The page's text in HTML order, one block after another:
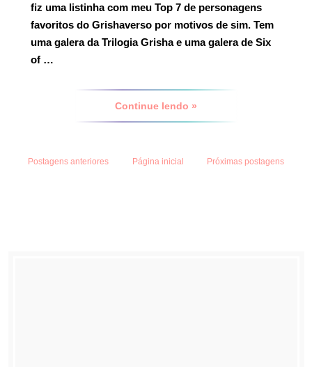
fiz uma listinha com meu Top 7 de personagens
favoritos do Grishaverso por motivos de sim. Tem
uma galera daTrilogia Grishae uma galera de Six
of …
Continue lendo »
Postagens anteriores Próximas postagens
Página inicial